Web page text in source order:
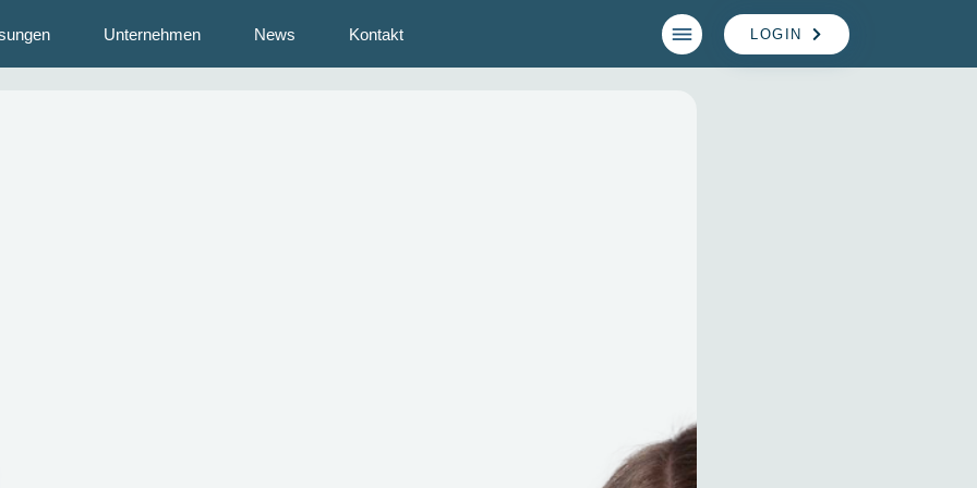
Unternehmen News Kontakt LOGIN